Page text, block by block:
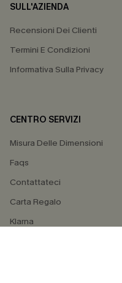
SULL'AZIENDA
Recensioni Dei Clienti
Termini E Condizioni
Informativa Sulla Privacy
CENTRO SERVIZI
Misura Delle Dimensioni
Faqs
Contattateci
Carta Regalo
Klarna